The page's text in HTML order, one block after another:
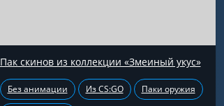
Пак скинов из коллекции «Змеиный укус»
Без анимации Из CS:GO Паки оружия